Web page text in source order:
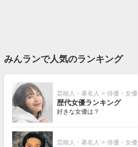
みんランで人気のランキング
芸能人・著名人 > 俳優・女優
歴代女優ランキング
好きな女優は？
芸能人・著名人 > 俳優・女優